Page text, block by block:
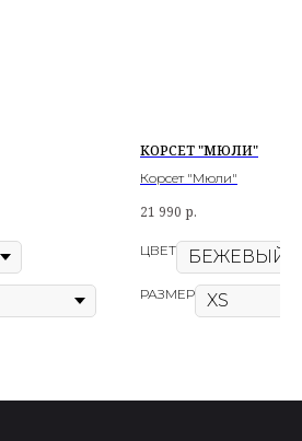
КОРСЕТ "МЮЛИ"
Корсет "Мюли"
21 990 р.
ЦВЕТ
РАЗМЕР